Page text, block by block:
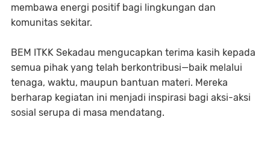
membawa energi positif bagi lingkungan dan
komunitas sekitar.
BEM ITKK Sekadau mengucapkan terima kasih kepada
semua pihak yang telah berkontribusi—baik melalui
tenaga, waktu, maupun bantuan materi. Mereka
berharap kegiatan ini menjadi inspirasi bagi aksi-aksi
sosial serupa di masa mendatang.